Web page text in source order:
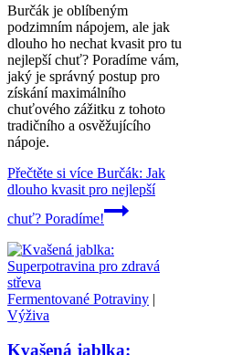
Burčák je oblíbeným
podzimním nápojem, ale jak
dlouho ho nechat kvasit pro tu
nejlepší chuť? Poradíme vám,
jaký je správný postup pro
získání maximálního
chuťového zážitku z tohoto
tradičního a osvěžujícího
nápoje.
Přečtěte si více Burčák: Jak
dlouho kvasit pro nejlepší
chuť? Poradíme!
Fermentované Potraviny |
Výživa
Kvašená jablka: